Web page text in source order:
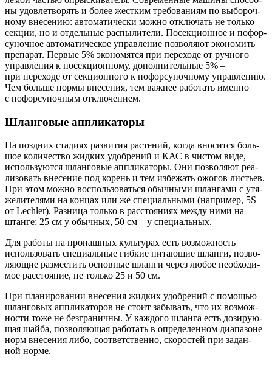
ны удо­вле­тво­рять и более жест­ким тре­бо­ва­ни­ям по выбо­роч­
но­му вне­се­нию: авто­ма­ти­че­ски мож­но отклю­чать не толь­ко
сек­ции, но и отдель­ные рас­пы­ли­те­ли. Посек­ци­он­ное и пофор­
су­ноч­ное авто­ма­ти­че­ское управ­ле­ние поз­во­ля­ют эко­но­мить
пре­па­рат. Пер­вые 5% эко­но­мят­ся при пере­хо­де от руч­но­го
управ­ле­ния к посек­ци­он­но­му, допол­ни­тель­ные 5% –
при пере­хо­де от сек­ци­он­но­го к пофор­су­ноч­но­му управ­ле­нию.
Чем боль­ше нор­мы вне­се­ния, тем важ­нее рабо­тать имен­но
с пофор­су­ноч­ным отключением.
Шланговые аппликаторы
На позд­них ста­ди­ях раз­ви­тия рас­те­ний, когда вно­сит­ся боль­
шое коли­че­ство жид­ких удоб­ре­ний и КАС в чистом виде,
исполь­зу­ют­ся шлан­го­вые аппли­ка­то­ры. Они поз­во­ля­ют реа­
ли­зо­вать вне­се­ние под корень и тем избе­жать ожо­гов листьев.
При этом мож­но вос­поль­зо­вать­ся обыч­ны­ми шлан­га­ми с утя­
же­ли­те­ля­ми на кон­цах или же спе­ци­аль­ны­ми (напри­мер, 5S
от Lechler). Раз­ни­ца толь­ко в рас­сто­я­ни­ях меж­ду ними на
штан­ге: 25 см у обыч­ных, 50 см – у специальных.
Для рабо­ты на про­паш­ных куль­ту­рах есть воз­мож­ность
исполь­зо­вать спе­ци­аль­ные гиб­кие пита­ю­щие шлан­ги, поз­во­
ля­ю­щие раз­ме­стить основ­ные шлан­ги через любое необ­хо­ди­
мое рас­сто­я­ние, не толь­ко 25 и 50 см.
При пла­ни­ро­ва­нии вне­се­ния жид­ких удоб­ре­ний с помо­щью
шлан­го­вых аппли­ка­то­ров не сто­ит забы­вать, что их воз­мож­
но­сти тоже не без­гра­нич­ны. У каж­до­го шлан­га есть дози­ру­ю­
щая шай­ба, поз­во­ля­ю­щая рабо­тать в опре­де­лен­ном диа­па­зоне
норм вне­се­ния либо, соот­вет­ствен­но, ско­ро­стей при задан­
ной норме.